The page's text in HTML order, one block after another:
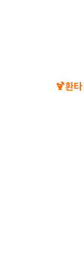
🍹환타